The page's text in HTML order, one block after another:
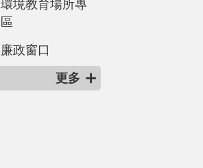
環境教育場所專
區
廉政窗口
更多